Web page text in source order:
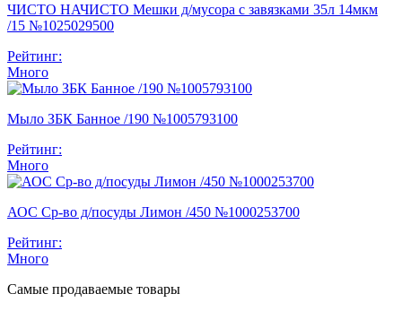
ЧИСТО НАЧИСТО Мешки д/мусора с завязками 35л 14мкм
/15 №1025029500
Рейтинг:
Много
Мыло ЗБК Банное /190 №1005793100
Рейтинг:
Много
АОС Ср-во д/посуды Лимон /450 №1000253700
Рейтинг:
Много
Самые продаваемые товары